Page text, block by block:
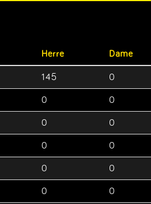
Herre Dame
145 0
0 0
0 0
0 0
0 0
0 0